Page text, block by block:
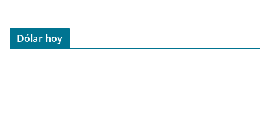
Dólar hoy